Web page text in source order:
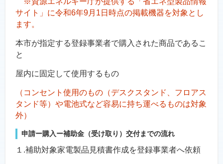
サイト」に令和6年9月1日時点の掲載機器を対象とし
ます。
本市が指定する登録事業者で購入された商品であるこ
と
屋内に固定して使用するもの
（コンセント使用のもの（デスクスタンド、フロアス
タンド等）や電池式など容易に持ち運べるものは対象
外）
申請ー購入ー補助金（受け取り）交付までの流れ
１.補助対象家電製品見積書作成を登録事業者へ依頼